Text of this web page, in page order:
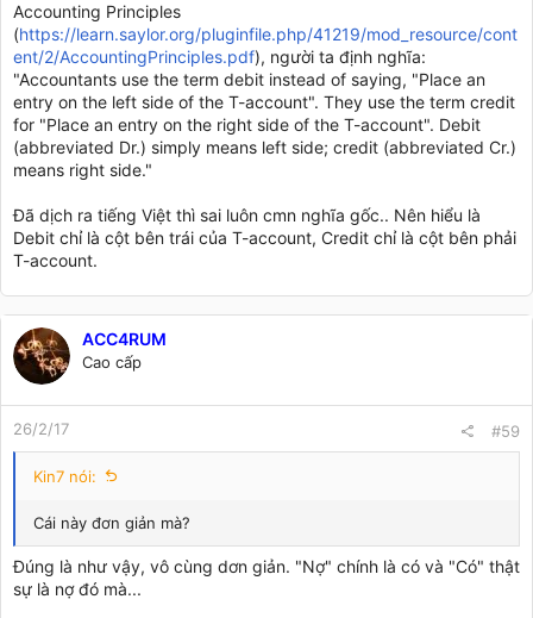
Accounting Principles
(https://learn.saylor.org/pluginfile.php/41219/mod_resource/cont
ent/2/AccountingPrinciples.pdf), người ta định nghĩa:
"Accountants use the term debit instead of saying, "Place an
entry on the left side of the T-account". They use the term credit
for "Place an entry on the right side of the T-account". Debit
(abbreviated Dr.) simply means left side; credit (abbreviated Cr.)
means right side."
Đã dịch ra tiếng Việt thì sai luôn cmn nghĩa gốc.. Nên hiểu là
Debit chỉ là cột bên trái của T-account, Credit chỉ là cột bên phải
T-account.
ACC4RUM
Cao cấp
26/2/17 #59
Kin7 nói:
Cái này đơn giản mà?
Đúng là như vậy, vô cùng dơn giản. "Nợ" chính là có và "Có" thật
sự là nợ đó mà...